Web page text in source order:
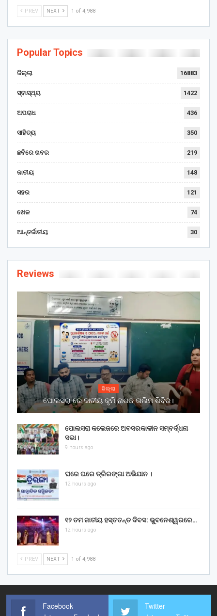
PREV NEXT 1 of 4,988
Popular Topics
ଜିଲ୍ଲା 16883
ସ୍ବାସ୍ଥ୍ୟ 1422
ଅପରାଧ 436
ସାହିତ୍ୟ 350
ଛବିରେ ଖବର 219
ଜାତୀୟ 148
ସହର 121
ଖେଳ 74
ଆନ୍ତର୍ଜାତୀୟ 30
Reviews
ଜିଲ୍ଲା
ପୋଲସରା ରେ ଜାତୀୟ କୃମି ନାଶକ ତାଲିମ ଶିବିର।
ପୋଲସରା କଲେଜରେ ଅବସରକାଳୀନ ସମ୍ବର୍ଦ୍ଧନା
ସଭା।
9 hours ago
ଘରେ ଘରେ ତ୍ରିରଙ୍ଗା ଅଭିଯାନ ।
12 hours ago
୧୨ ତମ ଜାତୀୟ ହସ୍ତତନ୍ତ ଦିବସ: ଭୁବନେଶ୍ୱରରେ…
12 hours ago
PREV NEXT 1 of 4,988
Facebook Twitter